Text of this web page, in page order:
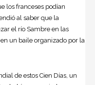
los franceses podían
al saber que la
el río Sambre en las
un baile organizado por la
de estos Cien Días, un